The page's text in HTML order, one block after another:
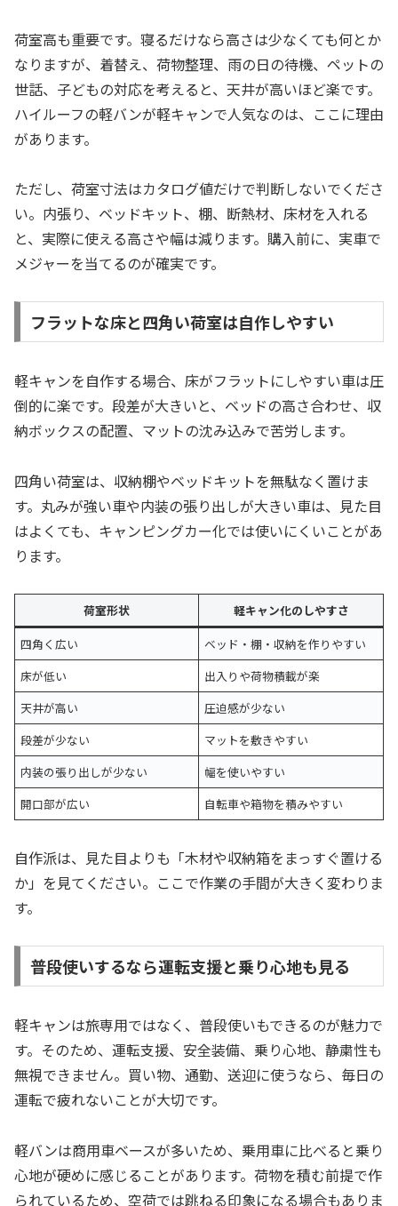
荷室高も重要です。寝るだけなら高さは少なくても何とか
なりますが、着替え、荷物整理、雨の日の待機、ペットの
世話、子どもの対応を考えると、天井が高いほど楽です。
ハイルーフの軽バンが軽キャンで人気なのは、ここに理由
があります。
ただし、荷室寸法はカタログ値だけで判断しないでくださ
い。内張り、ベッドキット、棚、断熱材、床材を入れる
と、実際に使える高さや幅は減ります。購入前に、実車で
メジャーを当てるのが確実です。
フラットな床と四角い荷室は自作しやすい
軽キャンを自作する場合、床がフラットにしやすい車は圧
倒的に楽です。段差が大きいと、ベッドの高さ合わせ、収
納ボックスの配置、マットの沈み込みで苦労します。
四角い荷室は、収納棚やベッドキットを無駄なく置けま
す。丸みが強い車や内装の張り出しが大きい車は、見た目
はよくても、キャンピングカー化では使いにくいことがあ
ります。
荷室形状
軽キャン化のしやすさ
四角く広い
ベッド・棚・収納を作りやすい
床が低い
出入りや荷物積載が楽
天井が高い
圧迫感が少ない
段差が少ない
マットを敷きやすい
内装の張り出しが少ない
幅を使いやすい
開口部が広い
自転車や箱物を積みやすい
自作派は、見た目よりも「木材や収納箱をまっすぐ置ける
か」を見てください。ここで作業の手間が大きく変わりま
す。
普段使いするなら運転支援と乗り心地も見る
軽キャンは旅専用ではなく、普段使いもできるのが魅力で
す。そのため、運転支援、安全装備、乗り心地、静粛性も
無視できません。買い物、通勤、送迎に使うなら、毎日の
運転で疲れないことが大切です。
軽バンは商用車ベースが多いため、乗用車に比べると乗り
心地が硬めに感じることがあります。荷物を積む前提で作
られているため、空荷では跳ねる印象になる場合もありま